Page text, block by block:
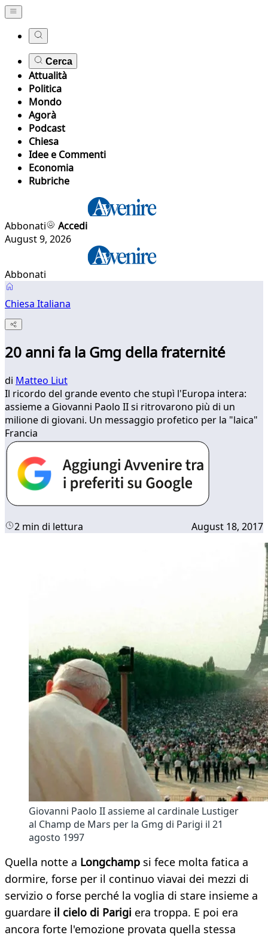
Cerca
Attualità
Politica
Mondo
Agorà
Podcast
Chiesa
Idee e Commenti
Economia
Rubriche
Abbonati
Accedi
August 9, 2026
Abbonati
Chiesa Italiana
20 anni fa la Gmg della fraternité
di Matteo Liut
Il ricordo del grande evento che stupì l'Europa intera:
assieme a Giovanni Paolo II si ritrovarono più di un
milione di giovani. Un messaggio profetico per la "laica"
Francia
2 min di lettura August 18, 2017
Giovanni Paolo II assieme al cardinale Lustiger
al Champ de Mars per la Gmg di Parigi il 21
agosto 1997
Quella notte a Longchamp si fece molta fatica a
dormire, forse per il continuo viavai dei mezzi di
servizio o forse perché la voglia di stare insieme a
guardare il cielo di Parigi era troppa. E poi era
ancora forte l'emozione provata quella stessa